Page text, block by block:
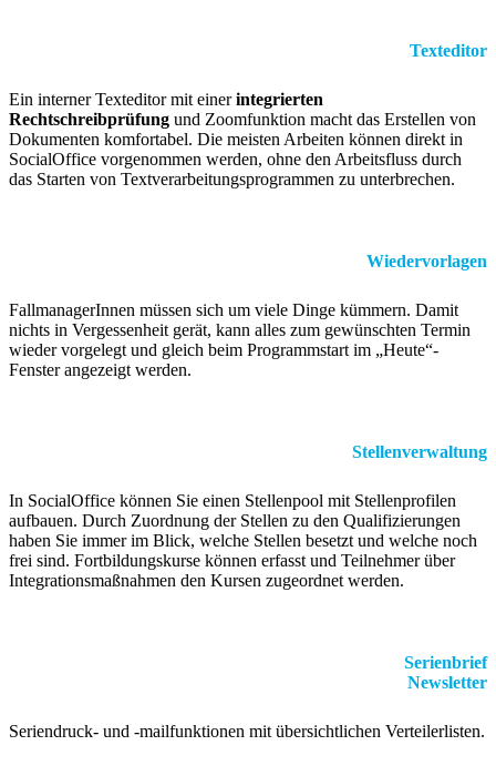
Texteditor
Ein interner Texteditor mit einerintegrierten
Rechtschreibprüfung und Zoomfunktion macht das Erstellen von
Dokumenten komfortabel. Die meisten Arbeiten können direkt in
SocialOffice vorgenommen werden, ohne den Arbeitsfluss durch
das Starten von Textverarbeitungsprogrammen zu unterbrechen.
Wiedervorlagen
FallmanagerInnen müssen sich um viele Dinge kümmern. Damit
nichts in Vergessenheit gerät, kann alles zum gewünschten Termin
wieder vorgelegt und gleich beim Programmstart im „Heute“-
Fenster angezeigt werden.
Stellenverwaltung
In SocialOffice können Sie einen Stellenpool mit Stellenprofilen
aufbauen. Durch Zuordnung der Stellen zu den Qualifizierungen
haben Sie immer im Blick, welche Stellen besetzt und welche noch
frei sind. Fortbildungskurse können erfasst und Teilnehmer über
Integrationsmaßnahmen den Kursen zugeordnet werden.
Serienbrief
Newsletter
Seriendruck- und -mailfunktionen mit übersichtlichen Verteilerlisten.